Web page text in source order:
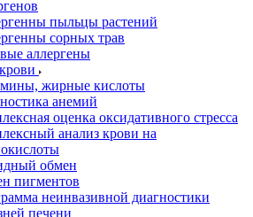
пыльцы растений
сорных трав
аллергены
жирные кислоты
анемий
оценка оксидативного стресса
анализ крови на
обмен
пигментов
неинвазивной диагностики
печени